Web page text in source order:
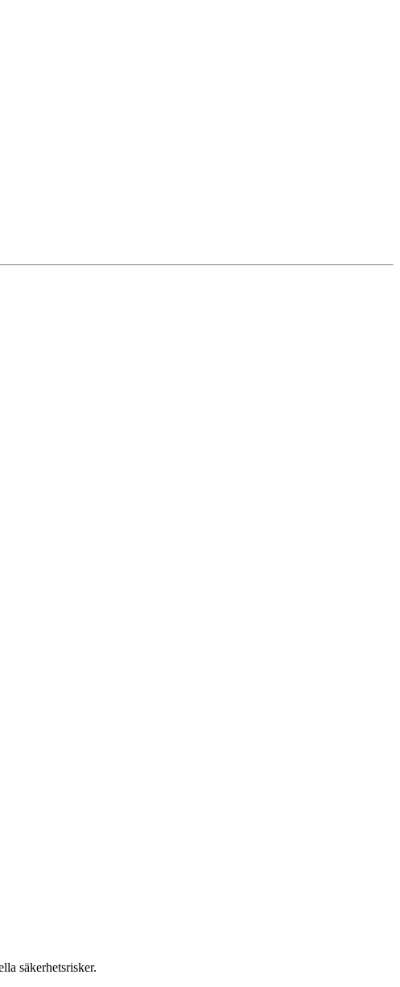
säkerhetsrisker.